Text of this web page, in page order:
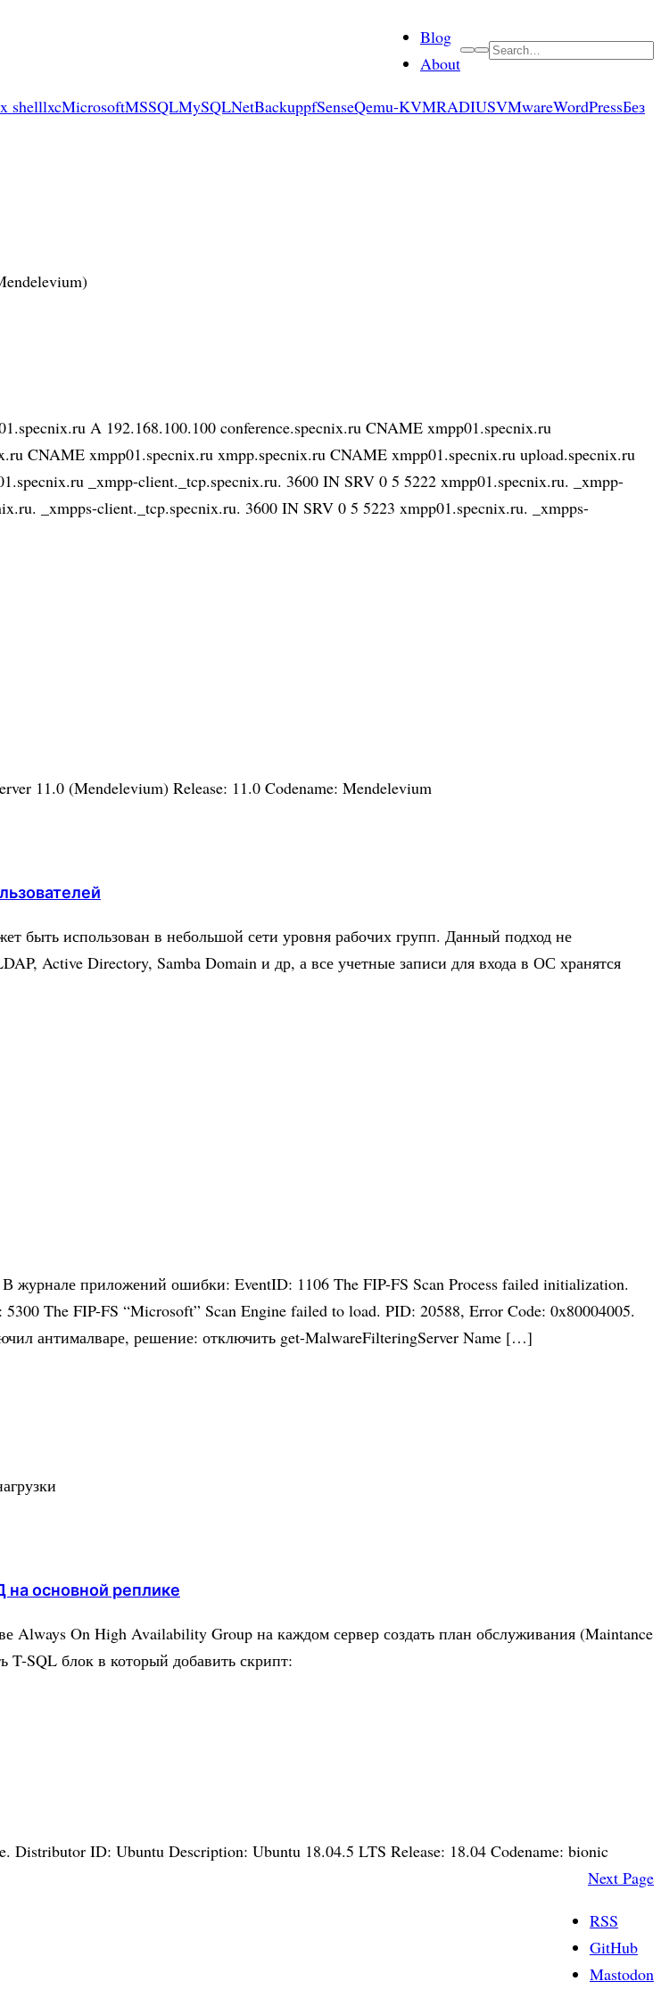
Blog
About
Search
shelllxcMicrosoftMSSQLMySQLNetBackuppfSenseQemu-KVMRADIUSVMwareWordPressБез
A 192.168.100.100 conference.specnix.ru CNAME xmpp01.specnix.ru
CNAME xmpp01.specnix.ru xmpp.specnix.ru CNAME xmpp01.specnix.ru upload.specnix.ru
_xmpp-client._tcp.specnix.ru. 3600 IN SRV 0 5 5222 xmpp01.specnix.ru. _xmpp-
_xmpps-client._tcp.specnix.ru. 3600 IN SRV 0 5 5223 xmpp01.specnix.ru. _xmpps-
11.0 (Mendelevium) Release: 11.0 Codename: Mendelevium
быть использован в небольшой сети уровня рабочих групп. Данный подход не
Active Directory, Samba Domain и др, а все учетные записи для входа в ОС хранятся
журнале приложений ошибки: EventID: 1106 The FIP-FS Scan Process failed initialization.
The FIP-FS “Microsoft” Scan Engine failed to load. PID: 20588, Error Code: 0x80004005.
антималваре, решение: отключить get-MalwareFilteringServer Name […]
на основной реплике
Always On High Availability Group на каждом сервер создать план обслуживания (Maintance
SQL блок в который добавить скрипт:
Distributor ID: Ubuntu Description: Ubuntu 18.04.5 LTS Release: 18.04 Codename: bionic
Next Page
RSS
GitHub
Mastodon